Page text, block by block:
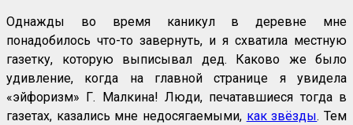
Однажды во время каникул в деревне мне
понадобилось что-то завернуть, и я схватила местную
газетку, которую выписывал дед. Каково же было
удивление, когда на главной странице я увидела
«эйфоризм» Г. Малкина! Люди, печатавшиеся тогда в
газетах, казались мне недосягаемыми, как звёзды. Тем